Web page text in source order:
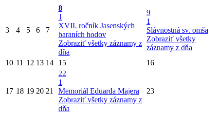
3 4 5 6 7
8
1
XVII. ročník Jasenských
baraních hodov
Zobraziť všetky záznamy z
dňa
9
1
Slávnostná sv. omša
Zobraziť všetky
záznamy z dňa
10 11 12 13 14 15 16
17 18 19 20 21
22
1
Memoriál Eduarda Majera
Zobraziť všetky záznamy z
dňa
23